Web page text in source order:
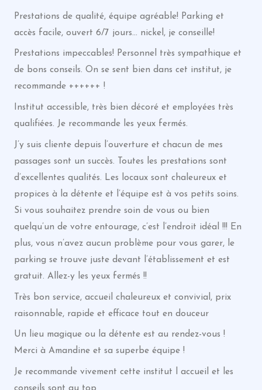
Prestations de qualité, équipe agréable! Parking et
accès facile, ouvert 6/7 jours… nickel, je conseille!
Prestations impeccables! Personnel très sympathique et
de bons conseils. On se sent bien dans cet institut, je
recommande ++++++ !
Institut accessible, très bien décoré et employées très
qualifiées. Je recommande les yeux fermés.
J’y suis cliente depuis l’ouverture et chacun de mes
passages sont un succès. Toutes les prestations sont
d’excellentes qualités. Les locaux sont chaleureux et
propices à la détente et l’équipe est à vos petits soins.
Si vous souhaitez prendre soin de vous ou bien
quelqu’un de votre entourage, c’est l’endroit idéal !!! En
plus, vous n’avez aucun problème pour vous garer, le
parking se trouve juste devant l’établissement et est
gratuit. Allez-y les yeux fermés !!
Très bon service, accueil chaleureux et convivial, prix
raisonnable, rapide et efficace tout en douceur
Un lieu magique ou la détente est au rendez-vous !
Merci à Amandine et sa superbe équipe !
Je recommande vivement cette institut l accueil et les